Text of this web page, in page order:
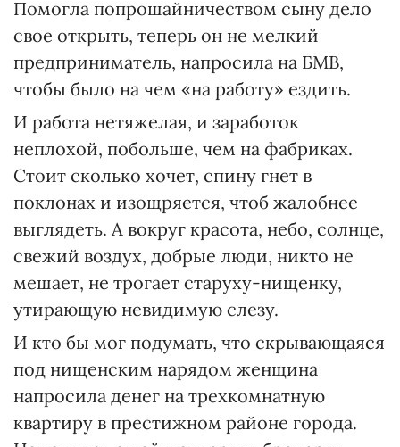
Помогла попрошайничеством сыну дело
свое открыть, теперь он не мелкий
предприниматель, напросила на БМВ,
чтобы было на чем «на работу» ездить.
И работа нетяжелая, и заработок
неплохой, побольше, чем на фабриках.
Стоит сколько хочет, спину гнет в
поклонах и изощряется, чтоб жалобнее
выглядеть. А вокруг красота, небо, солнце,
свежий воздух, добрые люди, никто не
мешает, не трогает старуху-нищенку,
утирающую невидимую слезу.
И кто бы мог подумать, что скрывающаяся
под нищенским нарядом женщина
напросила денег на трехкомнатную
квартиру в престижном районе города.